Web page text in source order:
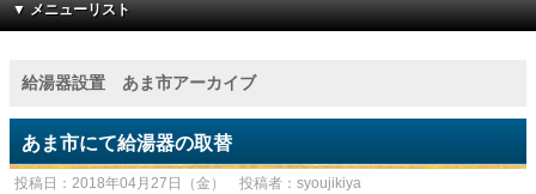
▼ メニューリスト
給湯器設置 あま市アーカイブ
あま市にて給湯器の取替
投稿日：2018年04月27日（金） 投稿者：syoujikiya